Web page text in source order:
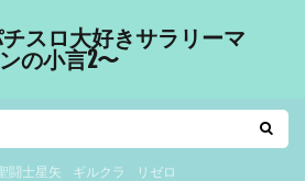
スロ大好きサラリーマ
ンの小言2〜
闘士星矢 ギルクラ リゼロ